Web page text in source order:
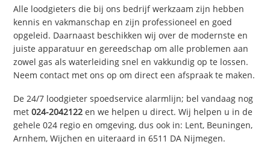
Alle loodgieters die bij ons bedrijf werkzaam zijn hebben
kennis en vakmanschap en zijn professioneel en goed
opgeleid. Daarnaast beschikken wij over de modernste en
juiste apparatuur en gereedschap om alle problemen aan
zowel gas als waterleiding snel en vakkundig op te lossen.
Neem contact met ons op om direct een afspraak te maken.
De 24/7 loodgieter spoedservice alarmlijn; bel vandaag nog
met024-2042122 en we helpen u direct. Wij helpen u in de
gehele 024 regio en omgeving, dus ook in: Lent, Beuningen,
Arnhem, Wijchen en uiteraard in 6511 DA Nijmegen.